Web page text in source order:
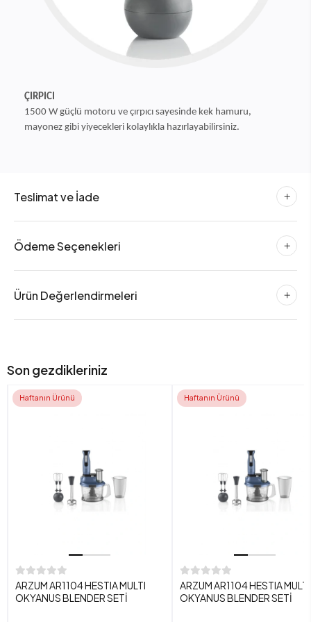
ÇIRPICI
1500 W güçlü motoru ve çırpıcı sayesinde kek hamuru,
mayonez gibi yiyecekleri kolaylıkla hazırlayabilirsiniz.
Teslimat ve İade
Ödeme Seçenekleri
Ürün Değerlendirmeleri
Son gezdikleriniz
Haftanın Ürünü
ARZUM AR1104 HESTIA MULTI
OKYANUS BLENDER SETİ
Haftanın Ürünü
ARZUM AR1104 HESTIA MULTI
OKYANUS BLENDER SETİ